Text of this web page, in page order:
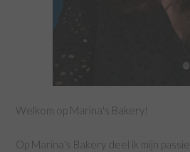
Welkom op Marina's Bakery!
Op Marina's Bakery deel ik mijn